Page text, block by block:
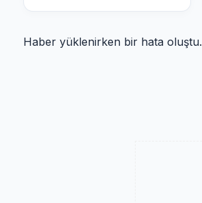
Haber yüklenirken bir hata oluştu.